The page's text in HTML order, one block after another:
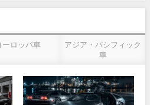
ーロッパ車
アジア・パシフィック
車